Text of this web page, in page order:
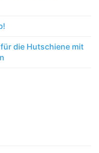
die Hutschiene mit